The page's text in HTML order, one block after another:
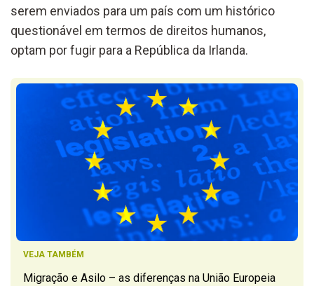
serem enviados para um país com um histórico
questionável em termos de direitos humanos,
optam por fugir para a República da Irlanda.
VEJA TAMBÉM
Migração e Asilo – as diferenças na União Europeia